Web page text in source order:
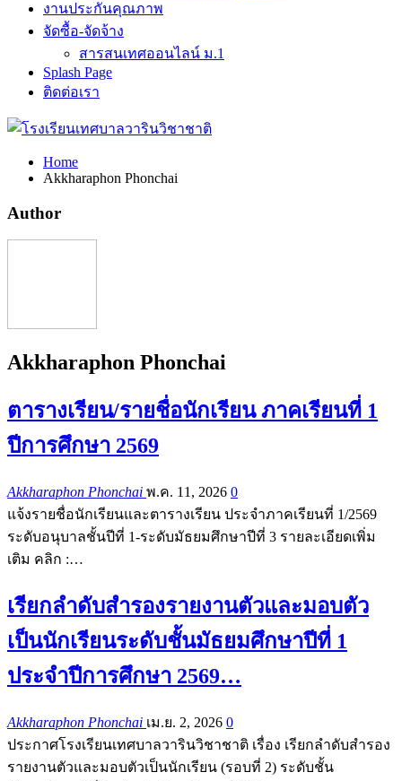
งานประกันคุณภาพ
จัดซื้อ-จัดจ้าง
สารสนเทศออนไลน์ ม.1
Splash Page
ติดต่อเรา
Home
Akkharaphon Phonchai
Author
Akkharaphon Phonchai
ตารางเรียน/รายชื่อนักเรียน ภาคเรียนที่ 1
ปีการศึกษา 2569
Akkharaphon Phonchai พ.ค. 11, 2026 0
แจ้งรายชื่อนักเรียนและตารางเรียน ประจำภาคเรียนที่ 1/2569
ระดับอนุบาลชั้นปีที่ 1-ระดับมัธยมศึกษาปีที่ 3 รายละเอียดเพิ่ม
เติม คลิก :…
เรียกลำดับสำรองรายงานตัวและมอบตัว
เป็นนักเรียนระดับชั้นมัธยมศึกษาปีที่ 1
ประจำปีการศึกษา 2569…
Akkharaphon Phonchai เม.ย. 2, 2026 0
ประกาศโรงเรียนเทศบาลวารินวิชาชาติ เรื่อง เรียกลำดับสำรอง
รายงานตัวและมอบตัวเป็นนักเรียน (รอบที่ 2) ระดับชั้น